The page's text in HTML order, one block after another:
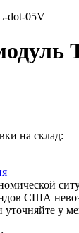
на склад:
США
у